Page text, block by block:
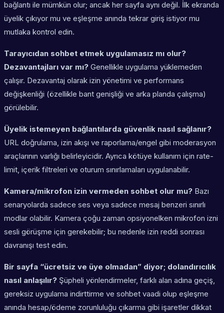
bağlantı ile mümkün olur; ancak her sayfa aynı değil. İlk ekranda
üyelik çıkıyor mu ve eşleşme anında tekrar giriş istiyor mu
mutlaka kontrol edin.
Tarayıcıdan sohbet etmek uygulamasız mı olur?
Dezavantajları var mı? Genellikle uygulama yüklemeden
çalışır. Dezavantaj olarak izin yönetimi ve performans
değişkenliği (özellikle bant genişliği ve arka planda çalışma)
görülebilir.
Üyelik istemeyen bağlantılarda güvenlik nasıl sağlanır?
URL doğrulama, izin akışı ve raporlama/engel gibi moderasyon
araçlarının varlığı belirleyicidir. Ayrıca kötüye kullanım için rate-
limit, içerik filtreleri ve oturum sınırlamaları uygulanabilir.
Kamera/mikrofon izin vermeden sohbet olur mu? Bazı
senaryolarda sadece ses veya sadece mesaj benzeri sınırlı
modlar olabilir. Kamera çoğu zaman opsiyonelken mikrofon izni
sesli görüşme için gerekebilir; bu nedenle izin reddi sonrası
davranışı test edin.
Bir sayfa “ücretsiz ve üye olmadan” diyor; dolandırıcılık
nasıl anlaşılır? Şüpheli yönlendirmeler, farklı alan adına geçiş,
gereksiz uygulama indirttirme ve sohbet vaadi olup eşleşme
anında hesap/ödeme zorunluluğu çıkarma gibi işaretler dikkat